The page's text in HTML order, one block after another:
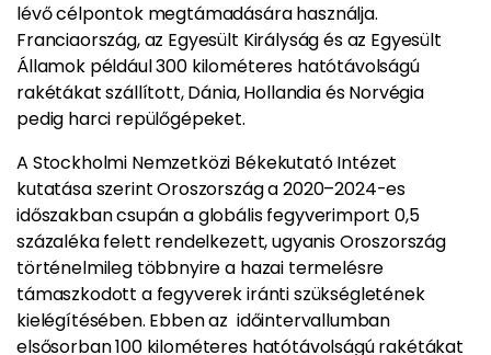
lévő célpontok megtámadására használja.
Franciaország, az Egyesült Királyság és az Egyesült
Államok például 300 kilométeres hatótávolságú
rakétákat szállított, Dánia, Hollandia és Norvégia
pedig harci repülőgépeket.
A Stockholmi Nemzetközi Békekutató Intézet
kutatása szerint Oroszország a 2020–2024-es
időszakban csupán a globális fegyverimport 0,5
százaléka felett rendelkezett, ugyanis Oroszország
történelmileg többnyire a hazai termelésre
támaszkodott a fegyverek iránti szükségletének
kielégítésében. Ebben az időintervallumban
elsősorban 100 kilométeres hatótávolságú rakétákat